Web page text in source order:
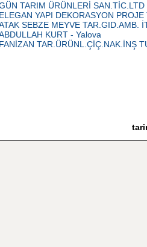
TARIM ÜRÜNLERİ
ELEGAN YAPI DEKORASYON
SEBZE MEYVE TAR.GID.AMB.
KURT - Yalova
FANİZAN TAR.ÜRÜNL.ÇİÇ.NAK.İNŞ